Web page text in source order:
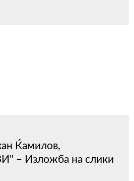
Ќамилов,
– Изложба на слики